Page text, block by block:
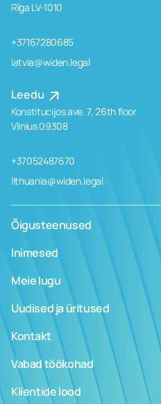
Rīga LV-1010
+37167280685
latvia@widen.legal
Leedu
Konstitucijos ave. 7, 26th floor
Vilnius 09308
+37052487670
lithuania@widen.legal
Õigusteenused
Inimesed
Meie lugu
Uudised ja üritused
Kontakt
Vabad töökohad
Klientide lood